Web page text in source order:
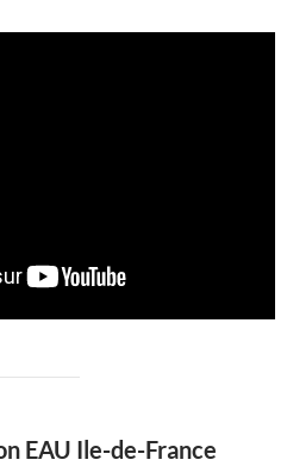
EAU Ile-de-France